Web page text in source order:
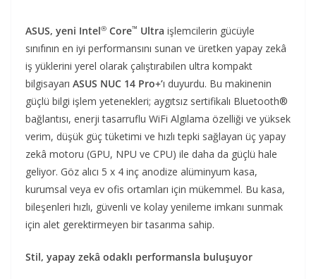
ASUS, yeni Intel® Core™ Ultra işlemcilerin gücüyle
sınıfının en iyi performansını sunan ve üretken yapay zekâ
iş yüklerini yerel olarak çalıştırabilen ultra kompakt
bilgisayarı ASUS NUC 14 Pro+’ı duyurdu. Bu makinenin
güçlü bilgi işlem yetenekleri; aygıtsız sertifikalı Bluetooth®
bağlantısı, enerji tasarruflu WiFi Algılama özelliği ve yüksek
verim, düşük güç tüketimi ve hızlı tepki sağlayan üç yapay
zekâ motoru (GPU, NPU ve CPU) ile daha da güçlü hale
geliyor. Göz alıcı 5 x 4 inç anodize alüminyum kasa,
kurumsal veya ev ofis ortamları için mükemmel. Bu kasa,
bileşenleri hızlı, güvenli ve kolay yenileme imkanı sunmak
için alet gerektirmeyen bir tasarıma sahip.
Stil, yapay zekâ odaklı performansla buluşuyor